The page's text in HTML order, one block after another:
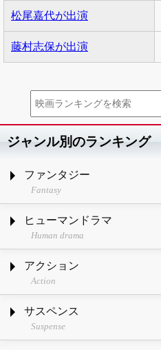
松尾嘉代が出演
藤村志保が出演
ジャンル別のランキング
ファンタジー
Fantasy
ヒューマンドラマ
Human drama
アクション
Action
サスペンス
Suspense